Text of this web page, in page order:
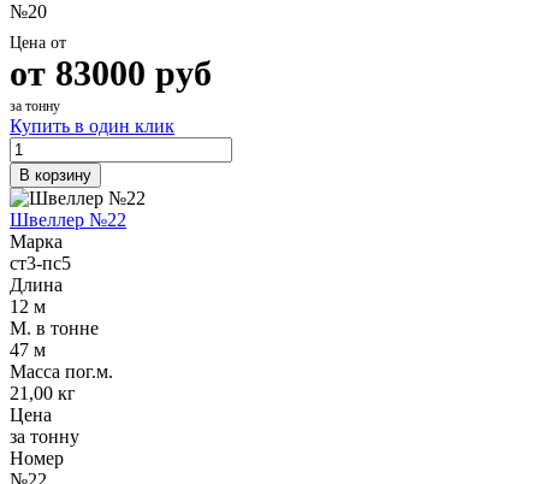
№20
Цена от
от 83000 руб
за тонну
Купить в один клик
В корзину
Швеллер №22
Марка
ст3-пс5
Длина
12 м
М. в тонне
47 м
Масса пог.м.
21,00 кг
Цена
за тонну
Номер
№22